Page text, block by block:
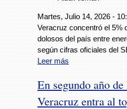
Martes, Julio 14, 2026 -
Veracruz concentró el 5%
dolosos del país entre
según cifras oficiales del
Leer más
En segundo año
Veracruz entra al